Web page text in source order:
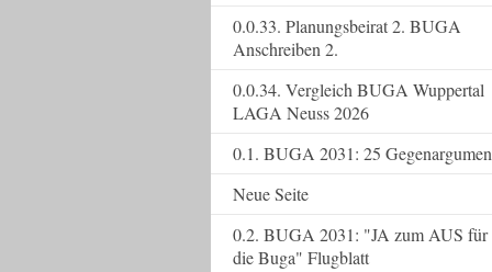
0.0.33. Planungsbeirat 2. BUGA
Anschreiben 2.
0.0.34. Vergleich BUGA Wuppertal
LAGA Neuss 2026
0.1. BUGA 2031: 25
Neue Seite
0.2. BUGA 2031: "JA zum AUS für
die Buga" Flugblatt